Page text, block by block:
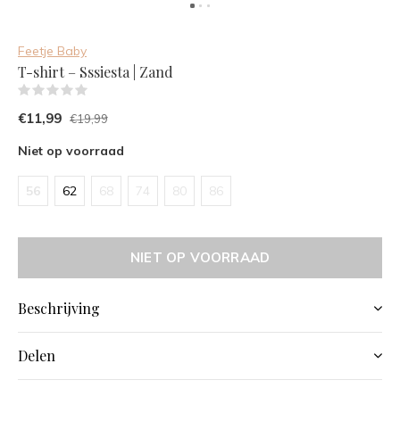
Feetje Baby
T-shirt – Sssiesta | Zand
€11,99 €19,99
Niet op voorraad
56 62 68 74 80 86
NIET OP VOORRAAD
Beschrijving
Delen